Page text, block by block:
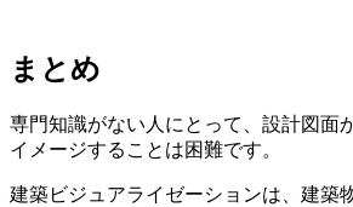
まとめ
専門知識がない人にとって、設計図面
イメージすることは困難です。
建築ビジュアライゼーションは、建築